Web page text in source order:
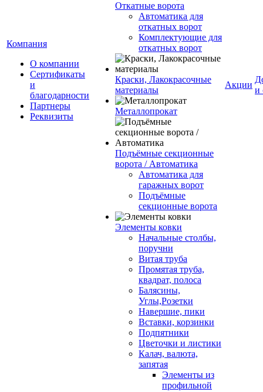
Компания
О компании
Сертификаты
и
благодарности
Партнеры
Реквизиты
Откатные ворота
Автоматика для
откатных ворот
Комплектующие для
откатных ворот
Краски, Лакокрасочные
материалы
Металлопрокат
Подъёмные секционные
ворота / Автоматика
Автоматика для
гаражных ворот
Подъёмные
секционные ворота
Элементы ковки
Начальные столбы,
поручни
Витая труба
Промятая труба,
квадрат, полоса
Балясины,
Углы,Розетки
Навершие, пики
Вставки, корзинки
Подпятники
Цветочки и листики
Калач, валюта,
запятая
Элементы из
профильной
Акции
и